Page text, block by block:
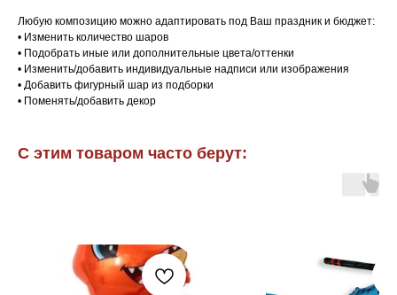
Любую композицию можно адаптировать под Ваш праздник и бюджет:
• Изменить количество шаров
• Подобрать иные или дополнительные цвета/оттенки
• Изменить/добавить индивидуальные надписи или изображения
• Добавить фигурный шар из подборки
• Поменять/добавить декор
С этим товаром часто берут: